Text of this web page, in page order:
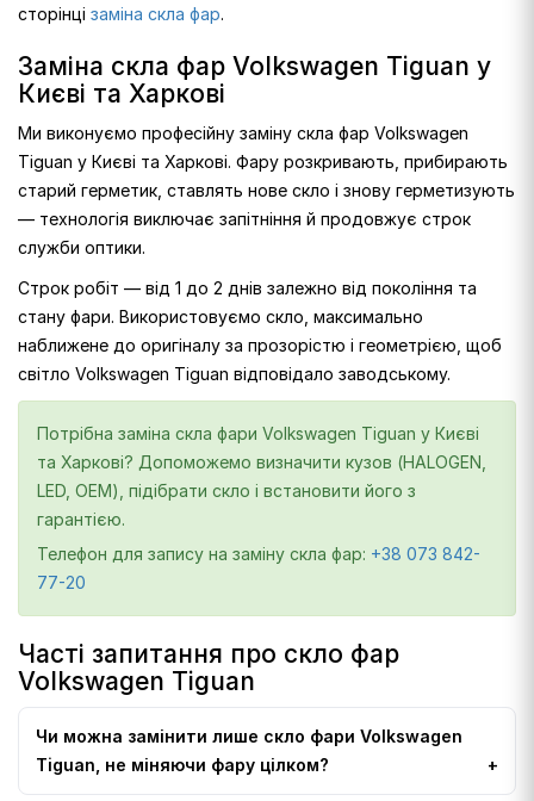
сторінці заміна скла фар.
Заміна скла фар Volkswagen Tiguan у
Києві та Харкові
Ми виконуємо професійну заміну скла фар Volkswagen
Tiguan у Києві та Харкові. Фару розкривають, прибирають
старий герметик, ставлять нове скло і знову герметизують
— технологія виключає запітніння й продовжує строк
служби оптики.
Строк робіт — від 1 до 2 днів залежно від покоління та
стану фари. Використовуємо скло, максимально
наближене до оригіналу за прозорістю і геометрією, щоб
світло Volkswagen Tiguan відповідало заводському.
Потрібна заміна скла фари Volkswagen Tiguan у Києві
та Харкові? Допоможемо визначити кузов (HALOGEN,
LED, OEM), підібрати скло і встановити його з
гарантією.
Телефон для запису на заміну скла фар: +38 073 842-
77-20
Часті запитання про скло фар
Volkswagen Tiguan
Чи можна замінити лише скло фари Volkswagen
Tiguan, не міняючи фару цілком?